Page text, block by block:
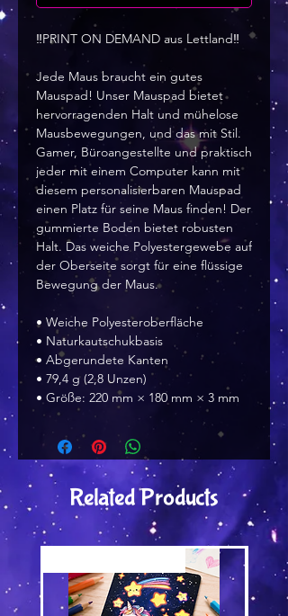
‼️PRINT ON DEMAND aus Lettland‼️
Jede Maus braucht ein gutes
Mauspad! Unser Mauspad bietet
hervorragenden Halt und mühelose
Mausbewegungen, und das mit Stil.
Gamer, Büroangestellte und praktisch
jeder mit einem Computer kann mit
diesem personalisierbaren Mauspad
einen Platz für seine Maus finden! Der
gummierte Boden bietet robusten
Halt. Das weiche Polyestergewebe auf
der Oberseite sorgt für eine flüssige
Bewegung der Maus.
• Weiche Polyesteroberfläche
• Naturkautschukbasis
• Abgerundete Kanten
• 79,4 g (2,8 Unzen)
• Größe: 220 mm × 180 mm × 3 mm
Related Products